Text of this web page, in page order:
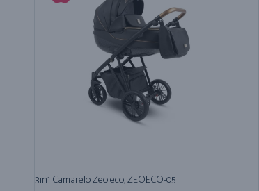
3in1 Camarelo Zeo eco, ZEOECO-05